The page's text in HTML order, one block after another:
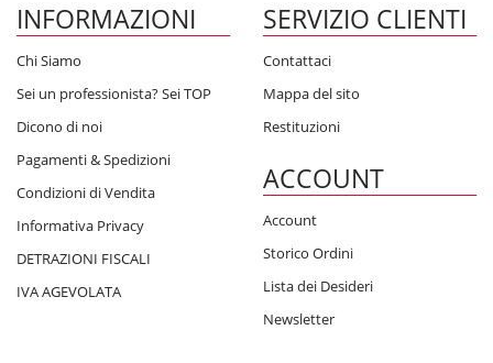
INFORMAZIONI
Chi Siamo
Sei un professionista? Sei TOP
Dicono di noi
Pagamenti & Spedizioni
Condizioni di Vendita
Informativa Privacy
DETRAZIONI FISCALI
IVA AGEVOLATA
SERVIZIO CLIENTI
Contattaci
Mappa del sito
Restituzioni
ACCOUNT
Account
Storico Ordini
Lista dei Desideri
Newsletter